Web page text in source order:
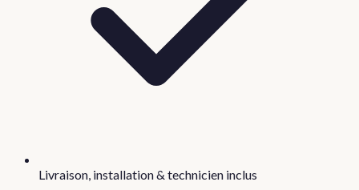
Livraison, installation & technicien inclus